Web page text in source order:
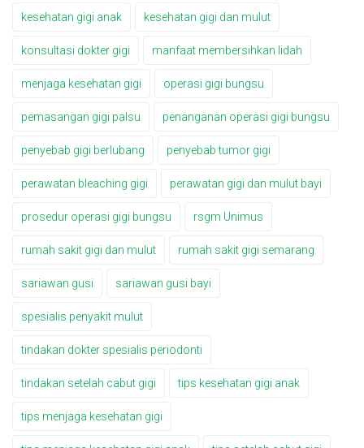
kesehatan gigi anak kesehatan gigi dan mulut
konsultasi dokter gigi manfaat membersihkan lidah
menjaga kesehatan gigi operasi gigi bungsu
pemasangan gigi palsu penanganan operasi gigi bungsu
penyebab gigi berlubang penyebab tumor gigi
perawatan bleaching gigi perawatan gigi dan mulut bayi
prosedur operasi gigi bungsu rsgm Unimus
rumah sakit gigi dan mulut rumah sakit gigi semarang
sariawan gusi sariawan gusi bayi
spesialis penyakit mulut
tindakan dokter spesialis periodonti
tindakan setelah cabut gigi tips kesehatan gigi anak
tips menjaga kesehatan gigi